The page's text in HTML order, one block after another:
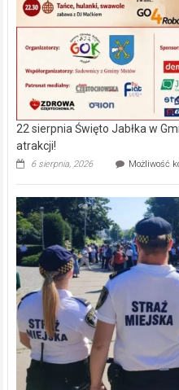
22 sierpnia Święto Jabłka w
atrakcji!
6 sierpnia, 2026 Możliwość